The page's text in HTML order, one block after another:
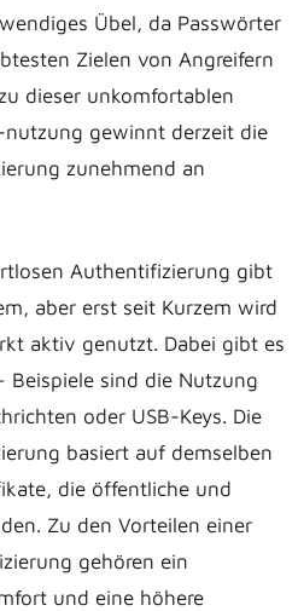
Übel, da Passwörter
Zielen von Angreifern
dieser unkomfortablen
gewinnt derzeit die
zunehmend an
Authentifizierung gibt
aber erst seit Kurzem wird
aktiv genutzt. Dabei gibt es
Beispiele sind die Nutzung
oder USB-Keys. Die
basiert auf demselben
die öffentliche und
Zu den Vorteilen einer
gehören ein
und eine höhere